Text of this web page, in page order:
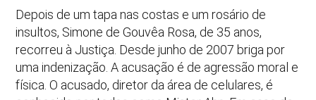
Depois de um tapa nas costas e um rosário de
insultos, Simone de Gouvêa Rosa, de 35 anos,
recorreu à Justiça. Desde junho de 2007 briga por
uma indenização. A acusação é de agressão moral e
física. O acusado, diretor da área de celulares, é